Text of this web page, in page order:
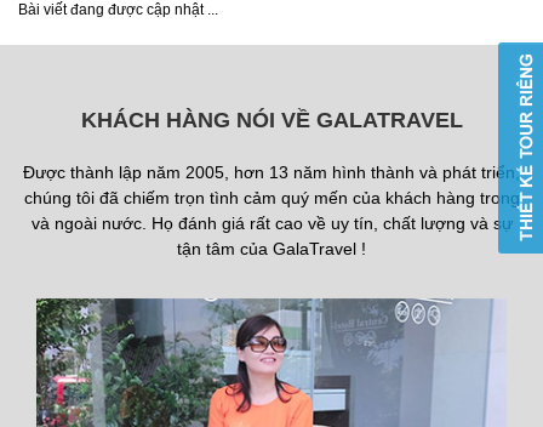
Bài viết đang được cập nhật ...
KHÁCH HÀNG NÓI VỀ GALATRAVEL
Được thành lập năm 2005, hơn 13 năm hình thành và phát triển,
chúng tôi đã chiếm trọn tình cảm quý mến của khách hàng trong
và ngoài nước. Họ đánh giá rất cao về uy tín, chất lượng và sự
tận tâm của GalaTravel !